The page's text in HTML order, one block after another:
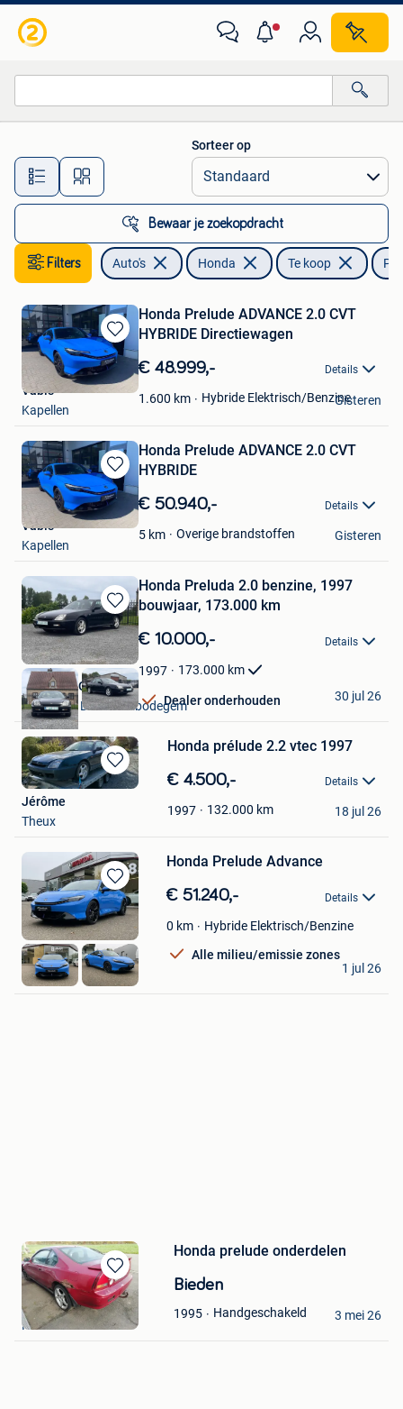
Alle afstanden…
Sorteer op
Bewaar je zoekopdracht
Filters Auto's Honda Te koop
Bewaren
in
Mijn
Favorieten
Honda Prelude ADVANCE 2.0 CVT
HYBRIDE Directiewagen
€ 48.999,- Details
1.600 km Hybride Elektrisch/Benzine
Vabis
Kapellen
Gisteren
Bewaren
in
Mijn
Favorieten
Honda Prelude ADVANCE 2.0 CVT
HYBRIDE
€ 50.940,- Details
5 km Overige brandstoffen
Vabis
Kapellen
Gisteren
Bewaren
in
Mijn
Favorieten
Honda Preluda 2.0 benzine, 1997
bouwjaar, 173.000 km
€ 10.000,- Details
1997 173.000 km
Dealer onderhouden
VAMOV MOTORS
Haaltert + Deel Erembodegem
30 jul 26
Bewaren
in
Honda prélude 2.2 vtec 1997
€ 4.500,- Details
1997 132.000 km
Jérôme
Theux
18 jul 26
Bewaren
in
Mijn
Favorieten
Honda Prelude Advance
€ 51.240,- Details
0 km Hybride Elektrisch/Benzine
Alle milieu/emissie zones
Diacar
Genk
1 jul 26
Bewaren
in
Mijn
Favorieten
Honda prelude onderdelen
Bieden
1995 Handgeschakeld
VW
Roeselare
3 mei 26